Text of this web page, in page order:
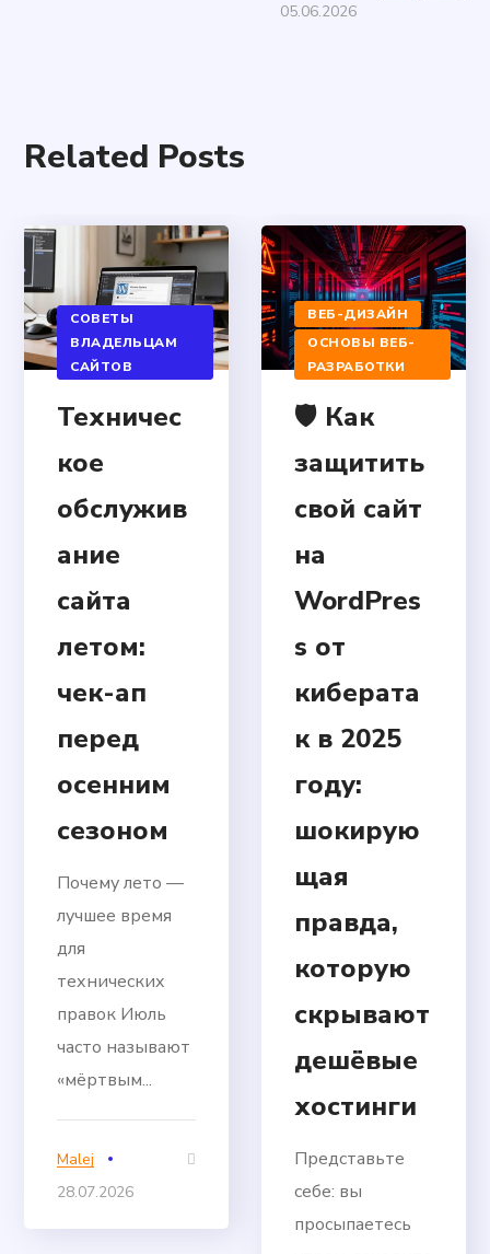
05.06.2026
Related Posts
СОВЕТЫ
ВЛАДЕЛЬЦАМ
САЙТОВ
Техничес
кое
обслужив
ание
сайта
летом:
чек-ап
перед
осенним
сезоном
Почему лето —
лучшее время
для
технических
правок Июль
часто называют
«мёртвым...
Malej
28.07.2026
ВЕБ-ДИЗАЙН
ОСНОВЫ ВЕБ-
РАЗРАБОТКИ
🛡️ Как
защитить
свой сайт
на
WordPres
s от
киберата
к в 2025
году:
шокирую
щая
правда,
которую
скрывают
дешёвые
хостинги
Представьте
себе: вы
просыпаетесь